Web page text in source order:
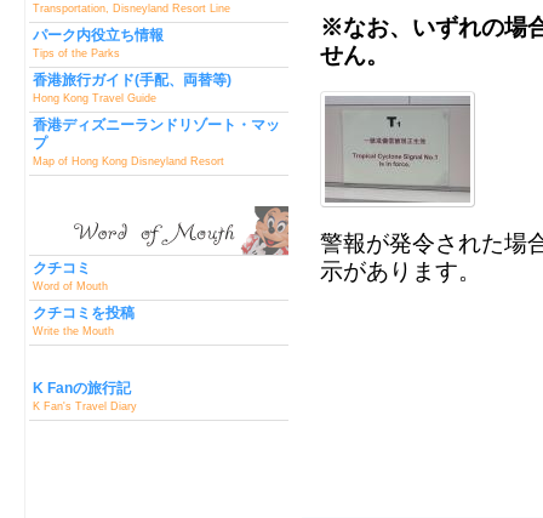
Transportation, Disneyland Resort Line
パーク内役立ち情報
Tips of the Parks
香港旅行ガイド(手配、両替等)
Hong Kong Travel Guide
香港ディズニーランドリゾート・マッ
プ
Map of Hong Kong Disneyland Resort
クチコミ
Word of Mouth
クチコミを投稿
Write the Mouth
K Fanの旅行記
K Fan's Travel Diary
※なお、いずれの場
せん。
警報が発令された場
示があります。